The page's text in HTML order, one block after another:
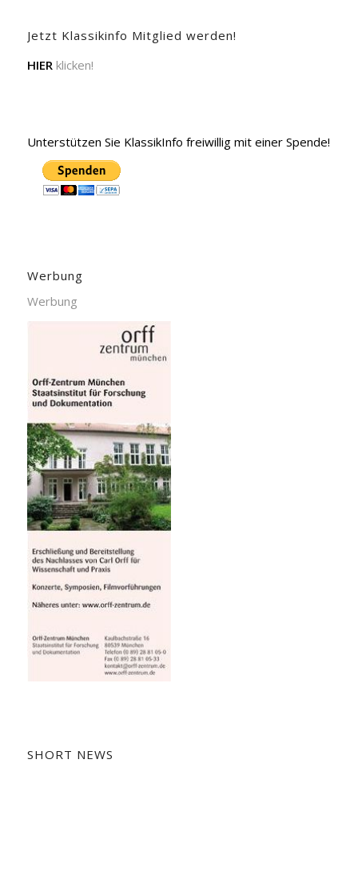
Jetzt Klassikinfo Mitglied werden!
HIER klicken!
Unterstützen Sie KlassikInfo freiwillig mit einer Spende!
Werbung
Werbung
SHORT NEWS